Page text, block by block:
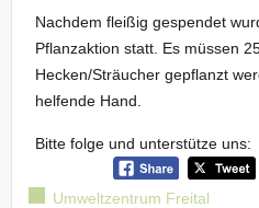
Nachdem fleißig gespendet
Pflanzaktion statt. Es müssen
Hecken/Sträucher gepflanzt
helfende Hand.
Bitte folge und unterstütze uns:
Umweltzentrum Freital